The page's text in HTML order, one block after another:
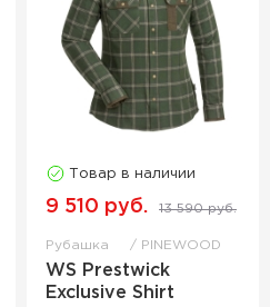
Товар в наличии
9 510 руб. 13 590 руб.
Рубашка PINEWOOD
WS Prestwick
Exclusive Shirt